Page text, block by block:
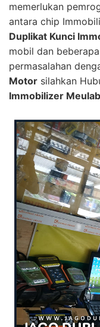
memerlukan
antara chip
Duplikat Kunci
mobil dan
permasalahan
Motor silahkan
Immobilizer